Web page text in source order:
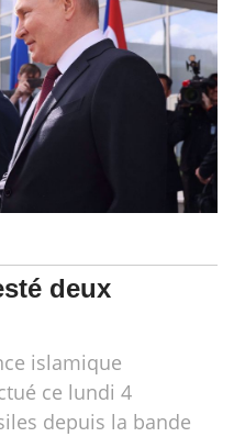
deux
islamique
ce lundi 4
depuis la bande